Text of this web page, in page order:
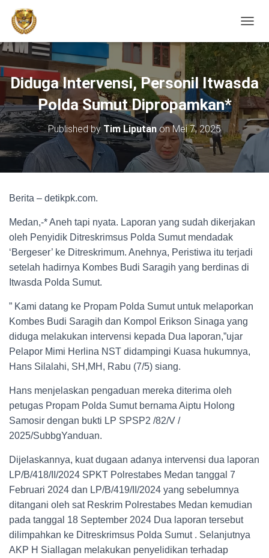
Diduga Intervensi, Personil Itwasda
Polda Sumut Dipropamkan*
Published by Tim LiputanonMei 7, 2025
Berita – detikpk.com.
Medan,-* Aneh tapi nyata. Laporan yang sudah dikerjakan
oleh Penyidik Ditreskrimsus Polda Sumut mendadak
‘Bergeser’ ke Ditreskrimum. Anehnya, Peristiwa itu terjadi
setelah hadirnya Kombes Budi Saragih yang berdinas di
Itwasda Polda Sumut.
” Kami datang ke Propam Polda Sumut untuk melaporkan
Kombes Budi Saragih dan Kompol Erikson Sinaga yang
diduga melakukan intervensi kepada Dua laporan,”ujar
Pelapor Mimi Herlina NST didampingi Kuasa hukumnya,
Hans Silalahi, SH,MH, Rabu (7/5) siang.
Hans menjelaskan pengaduan mereka diterima oleh
petugas Propam Polda Sumut bernama Aiptu Holong
Samosir dengan bukti LP SPSP2 /82/V /
2025/SubbgYanduan.
Dijelaskannya, kuat dugaan adanya intervensi dua laporan
LP/B/418/II/2024 SPKT Polrestabes Medan tanggal 7
Februari 2024 dan LP/B/419/II/2024 yang sebelumnya
ditangani oleh sat Reskrim Polrestabes Medan kemudian
pada tanggal 18 September 2024 Dua laporan tersebut
dilimpahkan ke Ditreskrimsus Polda Sumut . Selanjutnya
AKP H Siallagan melakukan penyelidikan terhadap